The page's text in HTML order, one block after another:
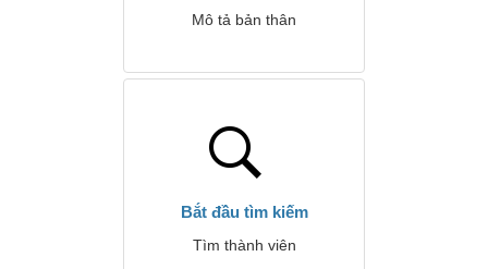
Mô tả bản thân
Bắt đầu tìm kiếm
Tìm thành viên